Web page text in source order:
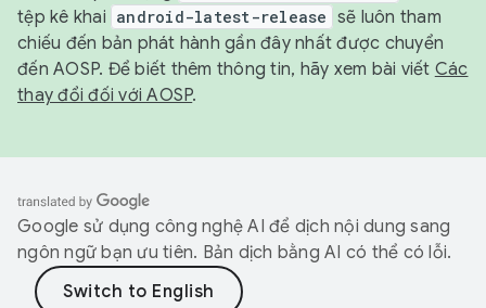
tệp kê khai android-latest-release sẽ luôn tham
chiếu đến bản phát hành gần đây nhất được chuyển
đến AOSP. Để biết thêm thông tin, hãy xem bài viết Các
thay đổi đối với AOSP.
Google sử dụng công nghệ AI để dịch nội dung sang
ngôn ngữ bạn ưu tiên. Bản dịch bằng AI có thể có lỗi.